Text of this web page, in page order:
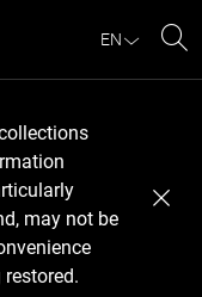
EN
may not be